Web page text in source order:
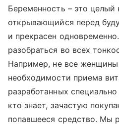
Беременность – это
открывающийся перед
и прекрасен
разобраться во всех
Например, не все женщины
необходимости приема
разработанных
кто знает, зачастую
попавшееся средство. Мы